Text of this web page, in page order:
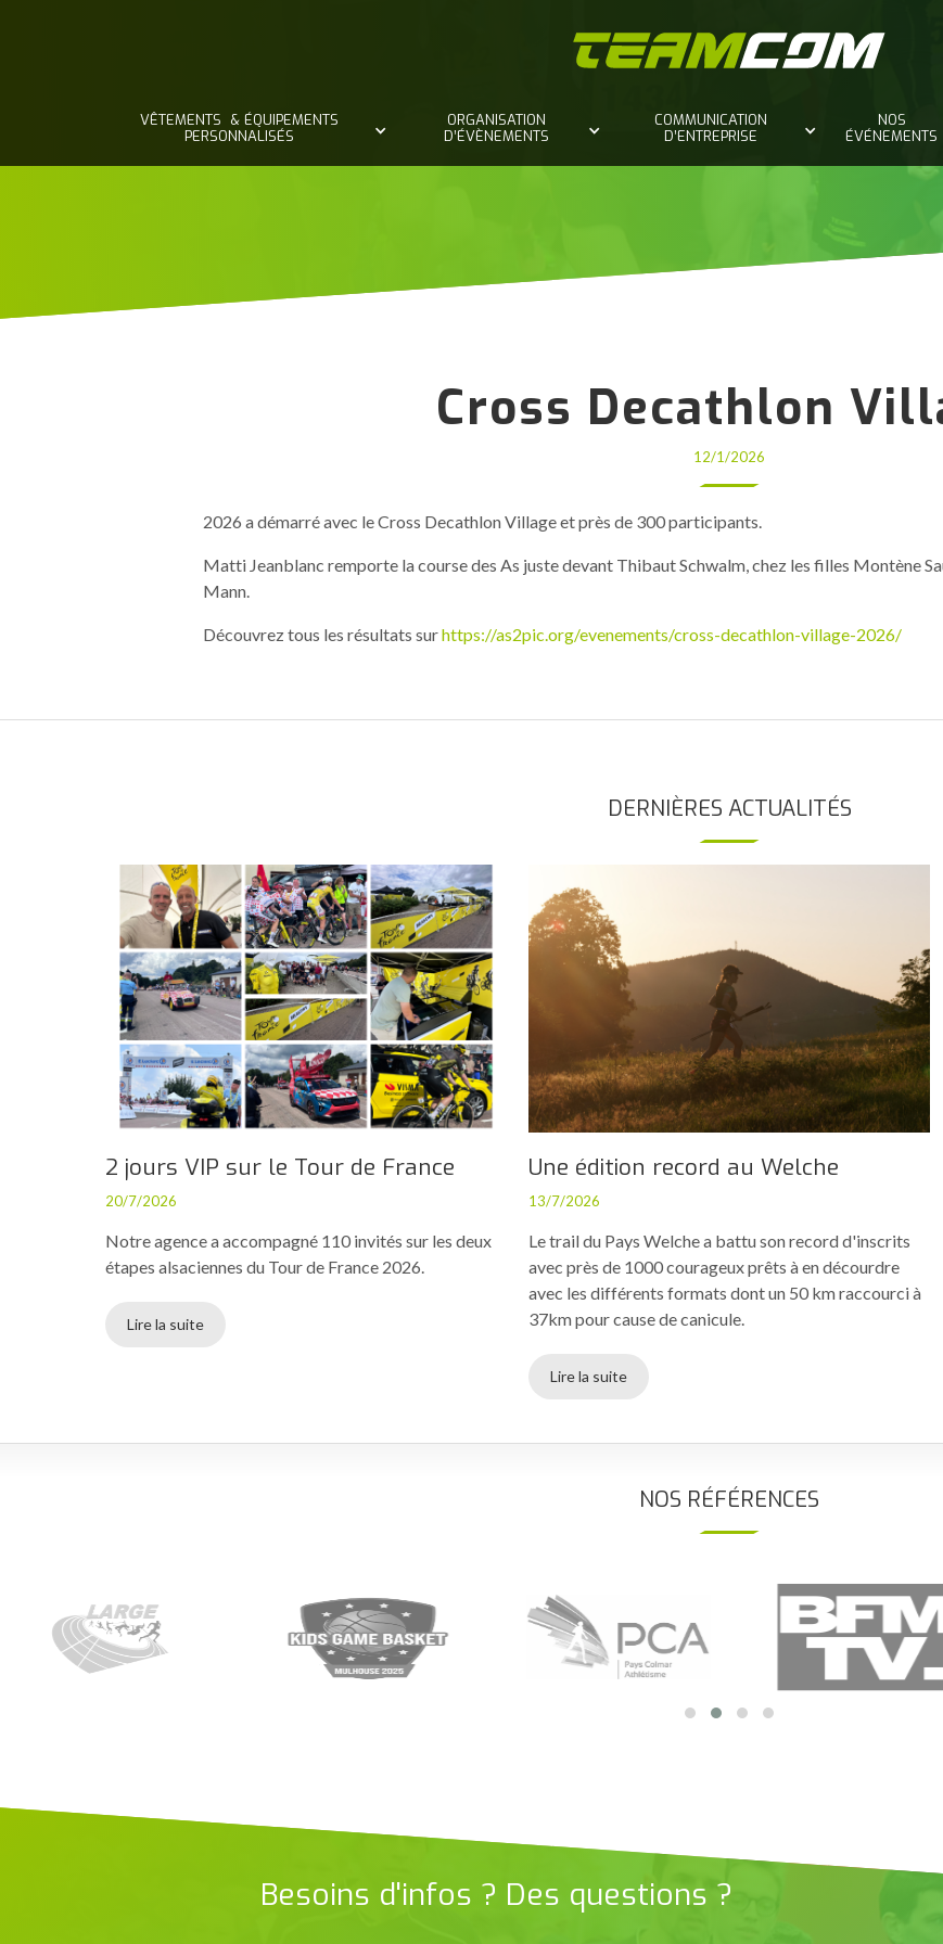
VÊTEMENTS & ÉQUIPEMENTS
PERSONNALISÉS
ORGANISATION
D’ÉVÈNEMENTS
COMMUNICATION
D’ENTREPRISE
NOS
ÉVÉNEMENTS
Cross Decathlon
12/1/2026
2026 a démarré avec le Cross Decathlon Village et près de 300 participants.
Matti Jeanblanc remporte la course des As juste devant Thibaut Schwalm, chez les filles Montène
Mann.
Découvrez tous les résultats surhttps://as2pic.org/evenements/cross-decathlon-village-2026/
DERNIÈRES ACTUALITÉS
2 jours VIP sur le Tour de France
20/7/2026
Notre agence a accompagné 110 invités sur les deux
étapes alsaciennes du Tour de France 2026.
Lire la suite
Une édition record au Welche
13/7/2026
Le trail du Pays Welche a battu son record d'inscrits
avec près de 1000 courageux prêts à en décourdre
avec les différents formats dont un 50 km raccourci à
37km pour cause de canicule.
Lire la suite
NOS RÉFÉRENCES
Besoins d'infos ? Des questions ?